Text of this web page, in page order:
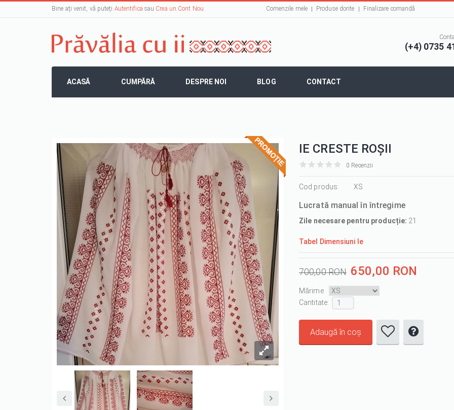
Bine ați venit, vă puteți Autentifica sau Crea un Cont Nou Comenzile mele Produse dorite Finalizare comandă
(+4) 0735
ACASĂ CUMPĂRĂ DESPRE NOI BLOG CONTACT
IE CRESTE ROȘII
it
1/5
it
2/5
it
3/5
it
4/5
it
5/5
0 Recenzii
Cod produs: XS
Lucrată manual în întregime
Zile necesare pentru producție: 21
Tabel Dimensiuni Ie
700,00 RON 650,00 RON
Mărime
Cantitate :